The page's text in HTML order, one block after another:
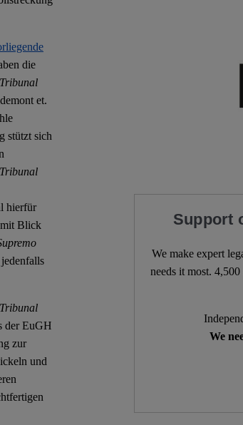
die
Tribunal
et.
stützt sich
Tribunal
hierfür
mit Blick
der EuGH
zur
und
Support
We make expert
needs it most.
We